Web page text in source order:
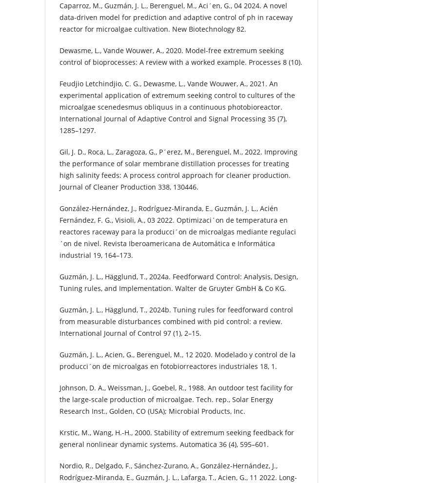
Caparroz, M., Guzmán, J. L., Berenguel, M., Aci´en, G., 04 2024. A novel
data-driven model for prediction and adaptive control of ph in raceway
reactor for microalgae cultivation. New Biotechnology 82.
Dewasme, L., Vande Wouwer, A., 2020. Model-free extremum seeking
control of bioprocesses: A review with a worked example. Processes 8 (10).
Feudjio Letchindjio, C. G., Dewasme, L., Vande Wouwer, A., 2021. An
experimental application of extremum seeking control to cultures of the
microalgae scenedesmus obliquus in a continuous photobioreactor.
International Journal of Adaptive Control and Signal Processing 35 (7),
1285–1297.
Gil, J. D., Roca, L., Zaragoza, G., P´erez, M., Berenguel, M., 2022. Improving
the performance of solar membrane distillation processes for treating
high salinity feeds: A process control approach for cleaner production.
Journal of Cleaner Production 338, 130446.
González-Hernández, J., Rodríguez-Miranda, E., Guzmán, J. L., Acién
Fernández, F. G., Visioli, A., 03 2022. Optimizaci´on de temperatura en
reactores raceway para la producci´on de microalgas mediante regulaci
´on de nivel. Revista Iberoamericana de Automática e Informática
industrial 19, 164–173.
Guzmán, J. L., Hägglund, T., 2024a. Feedforward Control: Analysis, Design,
Tuning rules, and Implementation. Walter de Gruyter GmbH & Co KG.
Guzmán, J. L., Hägglund, T., 2024b. Tuning rules for feedforward control
from measurable disturbances combined with pid control: a review.
International Journal of Control 97 (1), 2–15.
Guzmán, J. L., Acien, G., Berenguel, M., 12 2020. Modelado y control de la
producci´on de microalgas en fotobiorreactores industriales 18, 1.
Johnson, D. A., Weissman, J., Goebel, R., 1988. An outdoor test facility for
the large-scale production of microalgae. Tech. rep., Solar Energy
Research Inst., Golden, CO (USA); Microbial Products, Inc.
Krstic, M., Wang, H.-H., 2000. Stability of extremum seeking feedback for
general nonlinear dynamic systems. Automatica 36 (4), 595–601.
Nordio, R., Delgado, F., Sánchez-Zurano, A., González-Hernández, J.,
Rodríguez-Miranda, E., Guzmán, J. L., Lafarga, T., Acien, G., 11 2022. Long-